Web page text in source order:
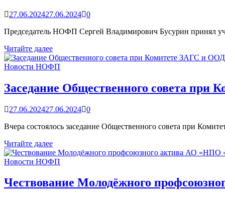
27.06.202427.06.2024 0
Председатель НОФП Сергей Владимирович Бусурин принял
Председатель
НОФП
Сергей
посетил
Москву
Читайте далее
Новости НОФП
Заседание Общественного совета
27.06.202427.06.2024 0
Вчера состоялось заседание Общественного совета при
Заседание
Общественного
совета
Комитете
ЗАГС
Читайте далее
Новости НОФП
Чествование Молодёжного